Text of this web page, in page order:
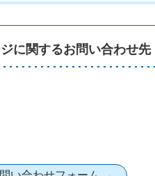
に関するお問い合わせ先